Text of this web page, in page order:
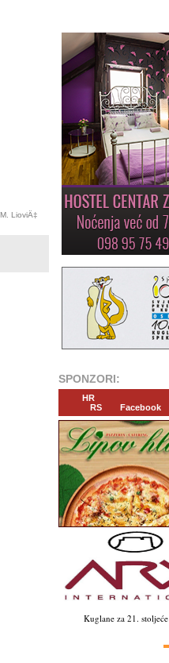
M. LioviÄ‡
SPONZORI:
HR
RS
Facebook
Kuglane za 21. stoljeće